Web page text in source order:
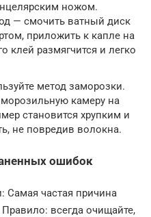
ножом.
— смочить ватный диск
приложить к капле на
клей размягчится и легко
метод заморозки.
камеру на
становится хрупким и
не повредив волокна.
ошибок
Самая частая причина
всегда очищайте,